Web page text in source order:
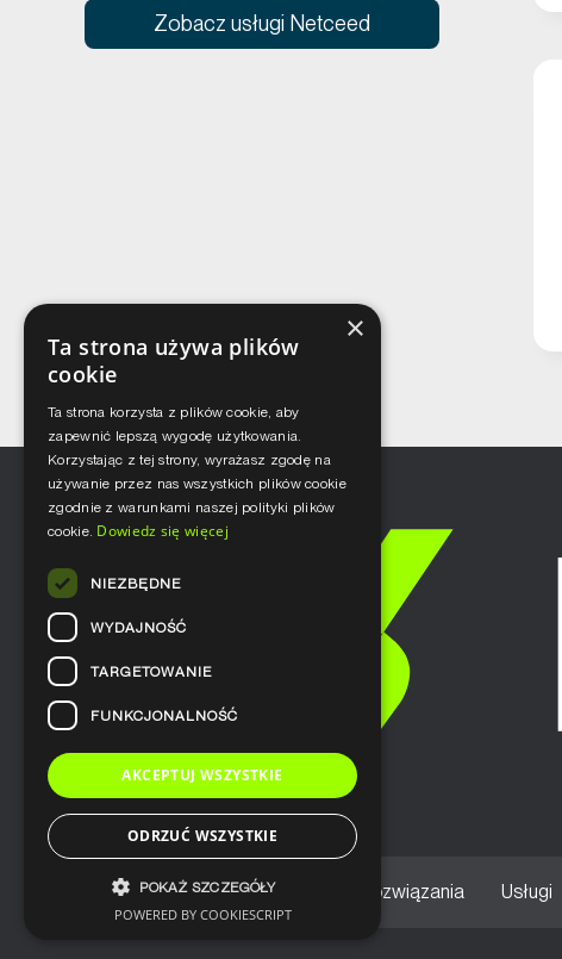
Zobacz usługi Netceed
Home Nasze podejście Rozwiązania Usługi
×
Ta strona używa plików
cookie
Ta strona korzysta z plików cookie, aby
zapewnić lepszą wygodę użytkowania.
Korzystając z tej strony, wyrażasz zgodę na
używanie przez nas wszystkich plików cookie
zgodnie z warunkami naszej polityki plików
cookie. Dowiedz się więcej
NIEZBĘDNE
WYDAJNOŚĆ
TARGETOWANIE
FUNKCJONALNOŚĆ
AKCEPTUJ WSZYSTKIE
ODRZUĆ WSZYSTKIE
POKAŻ SZCZEGÓŁY
POWERED BY COOKIESCRIPT